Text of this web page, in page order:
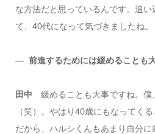
な方法だと思っているんです。追
て、40代になって気づきましたね。
― 前進するためには緩めることも
田中 緩めることも大事ですね。
（笑）。やはり40歳にもなってく
だから、ハルシくんもあまり自分